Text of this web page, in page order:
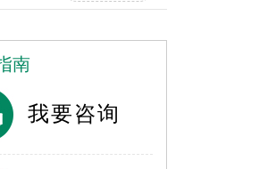
南
我要咨询